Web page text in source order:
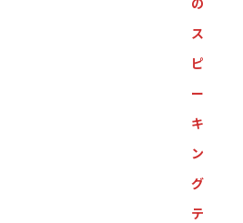
ス
ピ
ー
キ
ン
グ
テ